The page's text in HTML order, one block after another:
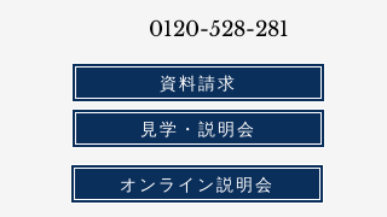
0120-528-281​
資料請求
見学・説明会
オンライン説明会